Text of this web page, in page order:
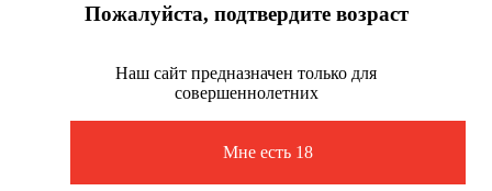
Пожалуйста, подтвердите возраст
Наш сайт предназначен только для
совершеннолетних
Мне есть 18